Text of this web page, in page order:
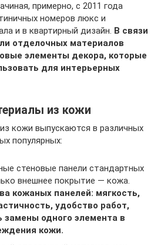
примерно, с 2011 года
номеров люкс и
и в квартирный дизайн. В связи
отделочных материалов
элементы декора, которые
для интерьерных
из кожи
кожи выпускаются в различных
популярных:
стеновые панели стандартных
внешнее покрытие — кожа.
кожаных панелей: мягкость,
удобство работ,
замены одного элемента в
кожи.